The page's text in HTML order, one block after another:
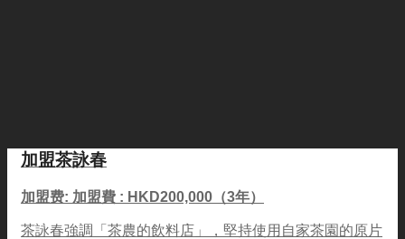
加盟茶詠春
加盟费: 加盟費 : HKD200,000（3年）
茶詠春強調「茶農的飲料店」，堅持使用自家茶園的原片